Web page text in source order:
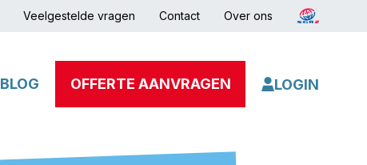
Veelgestelde vragen Contact Over ons
BLOG OFFERTE AANVRAGEN LOGIN